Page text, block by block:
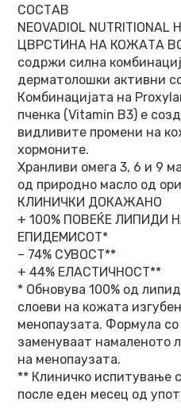
СОСТАВ
NEOVADIOL
ЦВРСТИНА НА КОЖАТА
содржи силна
дерматолошки активни
Комбинацијата на
пченка (Vitamin B3) е
видливите промени на
хормоните.
Хранливи омега 3, 6 и 9
од природно масло од
КЛИНИЧКИ ДОКАЖАНО
+ 100% ПОВЕЌЕ ЛИПИДИ
ЕПИДЕМИСОТ*
– 74% СУВОСТ**
+ 44% ЕЛАСТИЧНОСТ**
* Обновува 100% од
слоеви на кожата
менопаузата. Формула
заменуваат намаленото
на менопаузата.
** Клиничко испитување
после еден месец од